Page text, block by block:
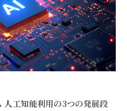
工知能利用の3つの発展段